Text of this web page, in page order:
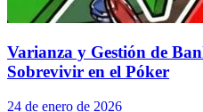
Varianza y Gestión de
Sobrevivir en el Póker
24 de enero de 2026